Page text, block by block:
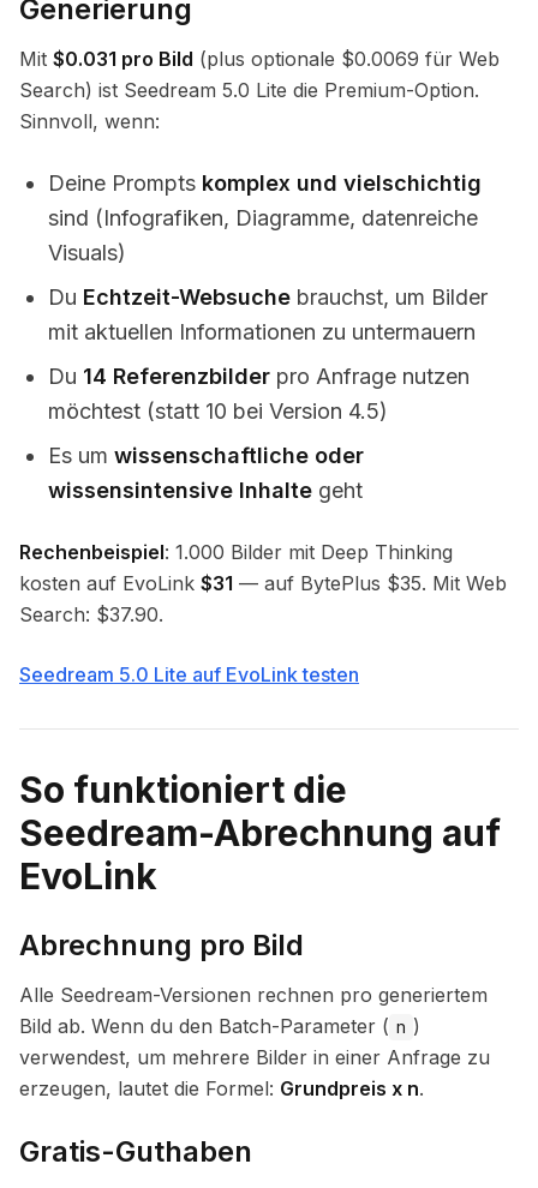
Generierung
Mit $0.031 pro Bild (plus optionale $0.0069 für Web
Search) ist Seedream 5.0 Lite die Premium-Option.
Sinnvoll, wenn:
Deine Prompts komplex und vielschichtig
sind (Infografiken, Diagramme, datenreiche
Visuals)
Du Echtzeit-Websuche brauchst, um Bilder
mit aktuellen Informationen zu untermauern
Du 14 Referenzbilder pro Anfrage nutzen
möchtest (statt 10 bei Version 4.5)
Es um wissenschaftliche oder
wissensintensive Inhalte geht
Rechenbeispiel: 1.000 Bilder mit Deep Thinking
kosten auf EvoLink $31 — auf BytePlus $35. Mit Web
Search: $37.90.
Seedream 5.0 Lite auf EvoLink testen
So funktioniert die
Seedream-Abrechnung auf
EvoLink
Abrechnung pro Bild
Alle Seedream-Versionen rechnen pro generiertem
Bild ab. Wenn du den Batch-Parameter ( n )
verwendest, um mehrere Bilder in einer Anfrage zu
erzeugen, lautet die Formel: Grundpreis x n.
Gratis-Guthaben